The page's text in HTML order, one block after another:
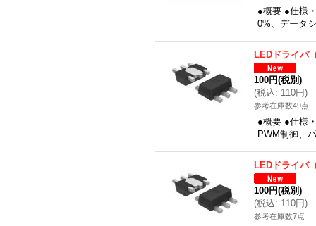
●概要 ●仕様
0%、データ
LEDドライバ
100円(税別)
(税込: 110円)
参考在庫数49点
●概要 ●仕様
PWM制御、
LEDドライバ
100円(税別)
(税込: 110円)
参考在庫数7点